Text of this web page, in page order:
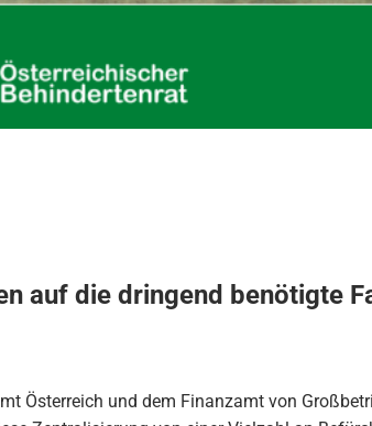
auf die dringend benötigte
Österreich und dem Finanzamt von